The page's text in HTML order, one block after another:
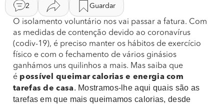
2 Guardar
O isolamento voluntário nos vai passar a fatura. Com
as medidas de contenção devido ao coronavírus
(codiv-19), é preciso manter os hábitos de exercício
físico e com o fechamento de vários ginásios
ganhámos uns quilinhos a mais. Mas saiba que
é possível queimar calorias e energia com
tarefas de casa. Mostramos-lhe aqui quais são as
tarefas em que mais queimamos calorias, desde